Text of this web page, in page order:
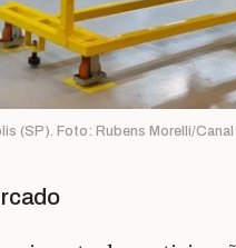
(SP). Foto: Rubens Morelli/Canal